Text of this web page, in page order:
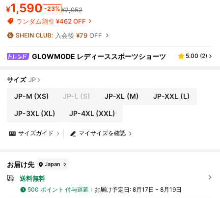
¥1,590 -23% ¥2,052
ランダム割引 ¥462 OFF
入会後¥79 OFF
GLOWMODE レディーススポーツショーツ 5.00 (2)
サイズ JP
JP-M (XS) JP-L (S) JP-XL (M) JP-XXL (L)
JP-3XL(XL) JP-4XL (XXL)
マイサイズを確認
サイズガイド
お届け先 Japan
送料無料
500 ポイント 付与遅延 お届け予定日: 8月17日 - 8月19日